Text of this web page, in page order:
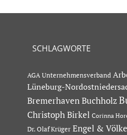
SCHLAGWORTE
AGA Unternehmensverband
Lüneburg-
Bremerhaven Buchholz
Christoph Birkel Corinna
Dr. Olaf Krüger Engel &